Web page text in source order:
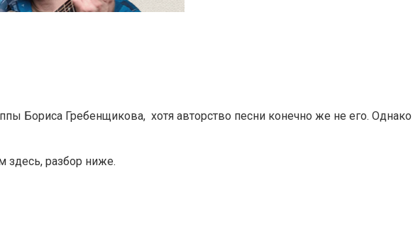
Бориса Гребенщикова, хотя авторство песни конечно же не его.
здесь, разбор ниже.